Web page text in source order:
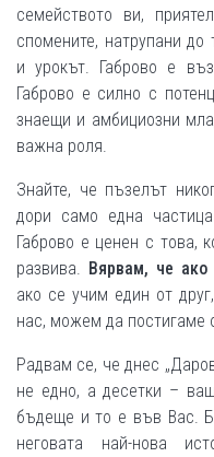
семейството ви,
спомените, натрупани до
и урокът. Габрово е
Габрово е силно с
знаещи и амбициозни
важна роля.
Знайте, че пъзелът
дори само една
Габрово е ценен с това,
развива. Вярвам, че
ако се учим един от
нас, можем да постигаме
Радвам се, че днес
не едно, а десетки –
бъдеще и то е във Вас.
неговата най-нова